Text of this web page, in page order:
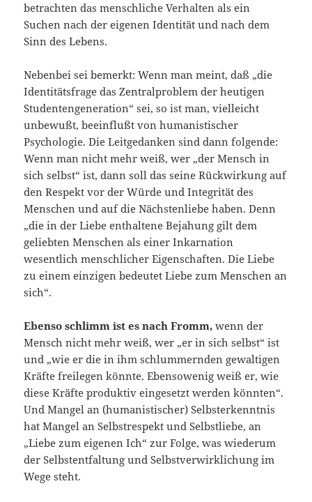
betrachten das menschliche Verhalten als ein
Suchen nach der eigenen Identität und nach dem
Sinn des Lebens.
Nebenbei sei bemerkt: Wenn man meint, daß „die
Identitätsfrage das Zentralproblem der heutigen
Studentengeneration“ sei, so ist man, vielleicht
unbewußt, beeinflußt von humanistischer
Psychologie. Die Leitgedanken sind dann folgende:
Wenn man nicht mehr weiß, wer „der Mensch in
sich selbst“ ist, dann soll das seine Rückwirkung auf
den Respekt vor der Würde und Integrität des
Menschen und auf die Nächstenliebe haben. Denn
„die in der Liebe enthaltene Bejahung gilt dem
geliebten Menschen als einer Inkarnation
wesentlich menschlicher Eigenschaften. Die Liebe
zu einem einzigen bedeutet Liebe zum Menschen an
sich“.
Ebenso schlimm ist es nach Fromm, wenn der
Mensch nicht mehr weiß, wer „er in sich selbst“ ist
und „wie er die in ihm schlummernden gewaltigen
Kräfte freilegen könnte. Ebensowenig weiß er, wie
diese Kräfte produktiv eingesetzt werden könnten“.
Und Mangel an (humanistischer) Selbsterkenntnis
hat Mangel an Selbstrespekt und Selbstliebe, an
„Liebe zum eigenen Ich“ zur Folge, was wiederum
der Selbstentfaltung und Selbstverwirklichung im
Wege steht.